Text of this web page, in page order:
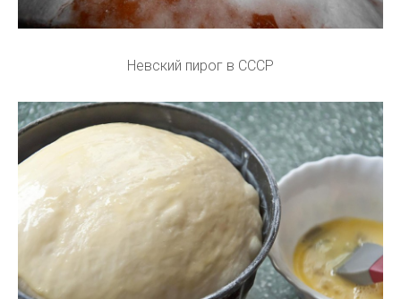
Невский пирог в СССР